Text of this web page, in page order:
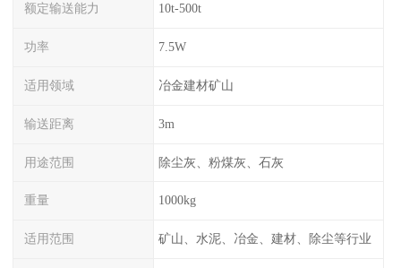
额定输送能力 10t-500t
功率 7.5W
适用领域 冶金建材矿山
输送距离 3m
用途范围 除尘灰、粉煤灰、石灰
重量 1000kg
适用范围 矿山、水泥、冶金、建材、除尘等行业